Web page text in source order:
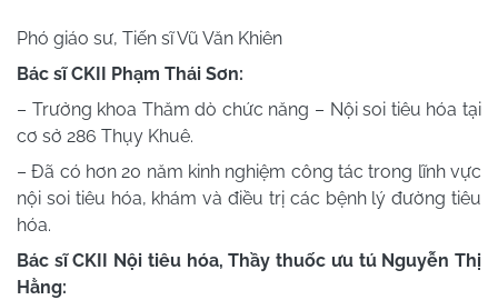
Phó giáo sư, Tiến sĩ Vũ Văn Khiên
Bác sĩ CKII Phạm Thái Sơn:
– Trưởng khoa Thăm dò chức năng – Nội soi tiêu hóa tại
cơ sở 286 Thụy Khuê.
– Đã có hơn 20 năm kinh nghiệm công tác trong lĩnh vực
nội soi tiêu hóa, khám và điều trị các bệnh lý đường tiêu
hóa.
Bác sĩ CKII Nội tiêu hóa, Thầy thuốc ưu tú Nguyễn Thị
Hằng: